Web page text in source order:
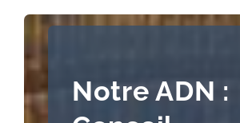
Notre ADN :